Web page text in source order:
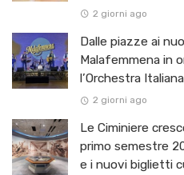
2 giorni ago
Dalle piazze ai
Malafemmena in
l’Orchestra Italiana ​
2 giorni ago
Le Ciminiere
primo semestre
e i nuovi biglietti